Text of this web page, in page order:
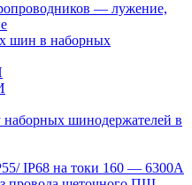
— лужение,
шин в наборных
шинодержателей в
IP68 на токи 160 — 6300А